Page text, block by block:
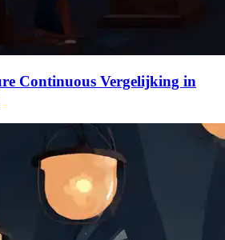
Continuous Vergelijking in